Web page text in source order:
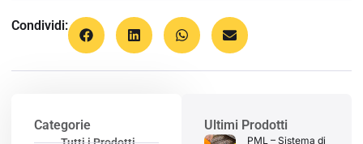
Condividi:
Categorie Ultimi Prodotti
PML – Sistema di